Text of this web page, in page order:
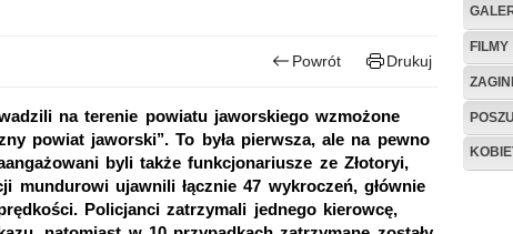
Powrót Drukuj
na terenie powiatu jaworskiego wzmożone
powiat jaworski’’. To była pierwsza, ale na pewno
byli także funkcjonariusze ze Złotoryi,
mundurowi ujawnili łącznie 47 wykroczeń, głównie
Policjanci zatrzymali jednego kierowcę,
FILMY